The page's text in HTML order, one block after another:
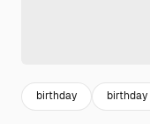
birthday